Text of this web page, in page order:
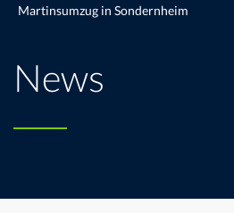
Martinsumzug in Sondernheim
News